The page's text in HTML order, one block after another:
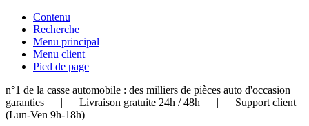
Contenu
Recherche
Menu principal
Menu client
Pied de page
n°1 de la casse automobile : des milliers de pièces auto d'occasion
garanties | Livraison gratuite 24h / 48h | Support client
(Lun-Ven 9h-18h)